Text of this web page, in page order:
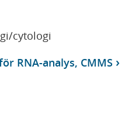
cytologi
RNA-analys, CMMS